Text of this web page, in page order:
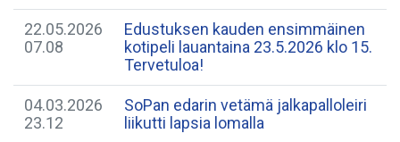
22.05.2026
07.08
Edustuksen kauden ensimmäinen
kotipeli lauantaina 23.5.2026 klo 15.
Tervetuloa!
04.03.2026
23.12
SoPan edarin vetämä jalkapalloleiri
liikutti lapsia lomalla